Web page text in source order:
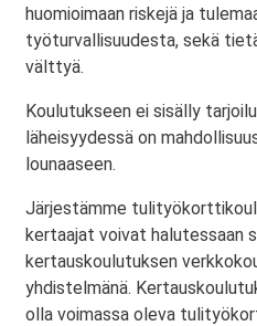
huomioimaan riskejä ja
työturvallisuudesta, sekä
välttyä.
Koulutukseen ei sisälly
läheisyydessä on
lounaaseen.
Järjestämme
kertaajat voivat halutessaan
kertauskoulutuksen
yhdistelmänä.
olla voimassa oleva